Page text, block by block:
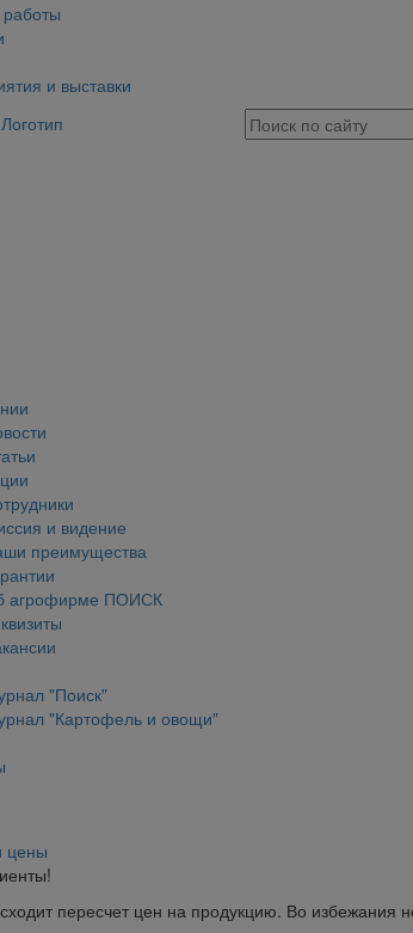
и выставки
и видение
преимущества
агрофирме ПОИСК
"Поиск"
"Картофель и овощи"
цены
пересчет цен на продукцию. Во